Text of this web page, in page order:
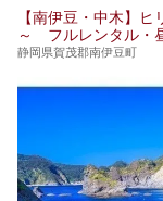
【南伊豆・中木】
～ フルレンタル・
静岡県賀茂郡南伊豆町